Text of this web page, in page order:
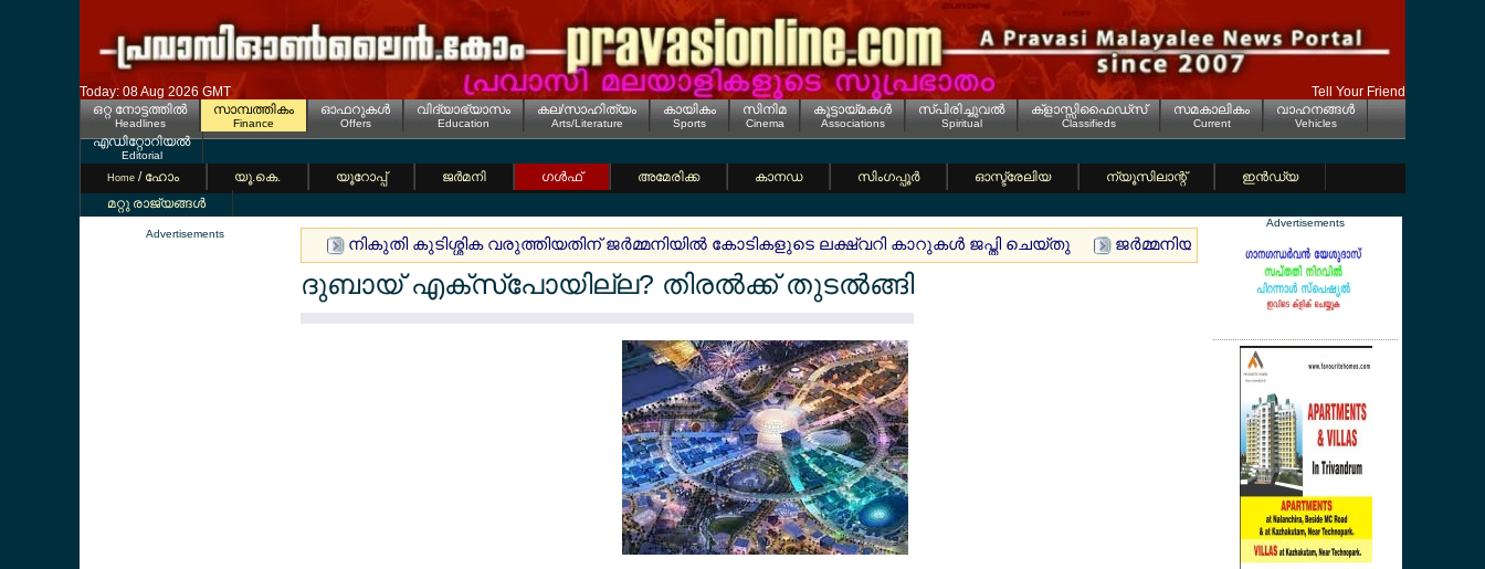
Today: 08 Aug 2026 GMT
Tell Your Friend
ഒറ്റ നോട്ടത്തില്‍
Headlines
സാമ്പത്തികം
Finance
ഓഫറുകള്‍
Offers
വിദ്യാഭ്യാസം
Education
കല/സാഹിത്യം
Arts/Literature
കായികം
Sports
സിനിമ
Cinema
കൂട്ടായ്മകള്‍
Associations
സ്പിരിച്ചുവല്‍
Spiritual
ക്ളാസ്സിഫൈഡ്സ്
Classifieds
സമകാലികം
Current
വാഹനങ്ങള്‍
Vehicles
എഡിറ്റോറിയല്‍
Editorial
Home / ഹോം യൂ.കെ. യൂറോപ്പ് ജര്‍മനി ഗള്‍ഫ് അമേരിക്ക കാനഡ സിംഗപ്പൂര്‍ ഓസ്ട്രേലിയ ന്യൂസിലാന്റ്
ഇന്‍ഡ്യ
മറ്റു രാജ്യങ്ങള്‍
Advertisements
നികുതി കുടിശ്ശിക വരുത്തിയതിന് ജര്‍മ്മനിയില്‍ കോടികളുടെ ലക്ഷ്വറി കാറുകള്‍ ജപ്തി ചെയ്തു ജര്‍മ്മനിയില്‍ മുങ്ങിമരണം ; ഹൈഡല്‍ബര്‍ഗില്‍
ദുബായ് എക്സ്പോയില്ല? തിരല്‍ക്ക് തുടല്‍ങ്ങി
Advertisements